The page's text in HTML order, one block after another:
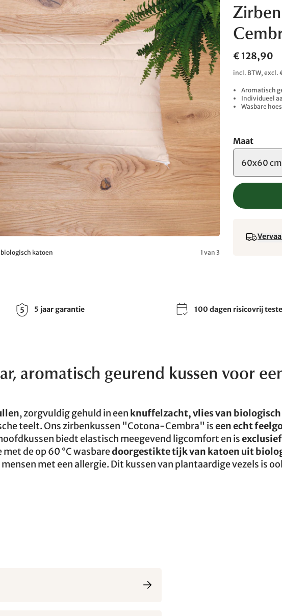
katoen 1 van 3
€ 128,90
incl. BTW, excl.
Aromatisch
Individueel
Wasbare
Maat
60x60 cm
5 jaar garantie 100 dagen risicovrij
aromatisch geurend kussen voor
, zorgvuldig gehuld in een knuffelzacht, vlies van
teelt. Ons zirbenkussen "Cotona-Cembra" iseen echt
biedt elastisch meegevend ligcomfort en is
de op 60 °C wasbaredoorgestikte tijk van katoen uit
met een allergie. Dit kussen van plantaardige vezels is